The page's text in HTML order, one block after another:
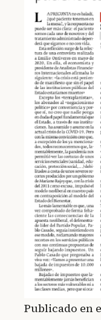
Publicado en